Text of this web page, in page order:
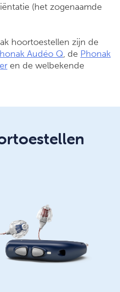
(het zogenaamde
hoortoestellen zijn de
Audéo Q, de Phonak
en de welbekende